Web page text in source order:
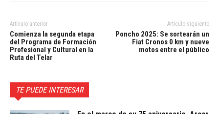
Artículo anterior
Comienza la segunda etapa
del Programa de Formación
Profesional y Cultural en la
Ruta del Telar
Artículo siguiente
Poncho 2025: Se sortearán un
Fiat Cronos 0 km y nueve
motos entre el público
TE PUEDE INTERESAR